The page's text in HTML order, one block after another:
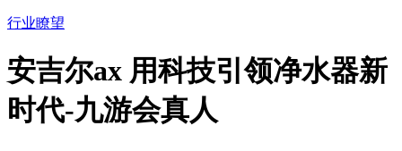
行业瞭望
安吉尔ax 用科技引领净水器新
时代-九游会真人